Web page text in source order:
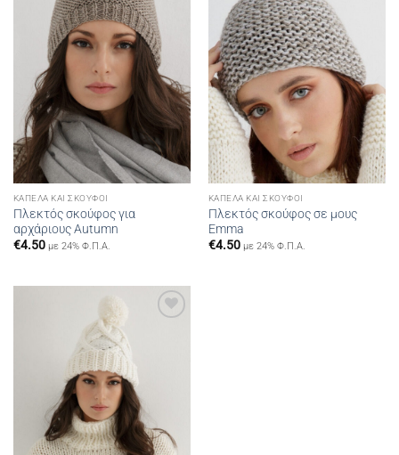
ΚΑΠΈΛΑ ΚΑΙ ΣΚΟΎΦΟΙ
Πλεκτός σκούφος για
αρχάριους Autumn
€4.50 με 24% Φ.Π.Α.
ΚΑΠΈΛΑ ΚΑΙ ΣΚΟΎΦΟΙ
Πλεκτός σκούφος σε μους
Emma
€4.50 με 24% Φ.Π.Α.